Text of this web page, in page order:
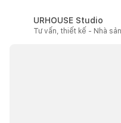
URHOUSE Studio
Tư vấn, thiết kế - Nhà